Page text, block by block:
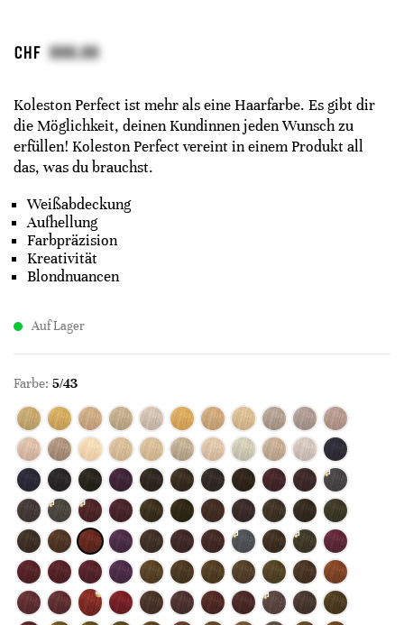
CHF
Koleston Perfect ist mehr als eine Haarfarbe. Es gibt dir
die Möglichkeit, deinen Kundinnen jeden Wunsch zu
erfüllen! Koleston Perfect vereint in einem Produkt all
das, was du brauchst.
Weißabdeckung
Aufhellung
Farbpräzision
Kreativität
Blondnuancen
Auf Lager
Farbe: 5/43